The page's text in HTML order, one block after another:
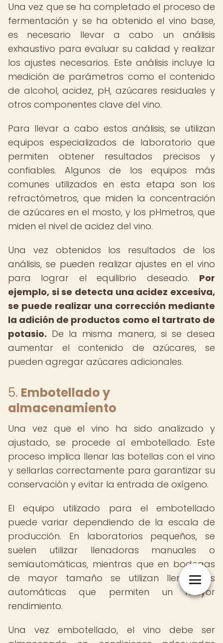
Una vez que se ha completado el proceso de
fermentación y se ha obtenido el vino base,
es necesario llevar a cabo un análisis
exhaustivo para evaluar su calidad y realizar
los ajustes necesarios. Este análisis incluye la
medición de parámetros como el contenido
de alcohol, acidez, pH, azúcares residuales y
otros componentes clave del vino.
Para llevar a cabo estos análisis, se utilizan
equipos especializados de laboratorio que
permiten obtener resultados precisos y
confiables. Algunos de los equipos más
comunes utilizados en esta etapa son los
refractómetros, que miden la concentración
de azúcares en el mosto, y los pHmetros, que
miden el nivel de acidez del vino.
Una vez obtenidos los resultados de los
análisis, se pueden realizar ajustes en el vino
para lograr el equilibrio deseado. Por
ejemplo, si se detecta una acidez excesiva,
se puede realizar una corrección mediante
la adición de productos como el tartrato de
potasio. De la misma manera, si se desea
aumentar el contenido de azúcares, se
pueden agregar azúcares adicionales.
5. Embotellado y
almacenamiento
Una vez que el vino ha sido analizado y
ajustado, se procede al embotellado. Este
proceso implica llenar las botellas con el vino
y sellarlas correctamente para garantizar su
conservación y evitar la entrada de oxígeno.
El equipo utilizado para el embotellado
puede variar dependiendo de la escala de
producción. En laboratorios pequeños, se
suelen utilizar llenadoras manuales o
semiautomáticas, mientras que en bodegas
de mayor tamaño se utilizan llenadoras
automáticas que permiten un mayor
rendimiento.
Una vez embotellado, el vino debe ser